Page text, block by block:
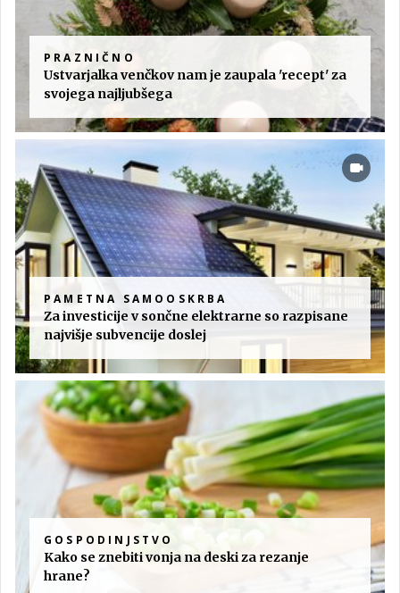
PRAZNIČNO
Ustvarjalka venčkov nam je zaupala 'recept' za
svojega najljubšega
PAMETNA SAMOOSKRBA
Za investicije v sončne elektrarne so razpisane
najvišje subvencije doslej
GOSPODINJSTVO
Kako se znebiti vonja na deski za rezanje
hrane?